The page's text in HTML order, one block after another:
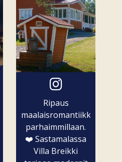
Ripaus
maalaisromantiikkaa
parhaimmillaan.
❤️ Sastamalassa
Villa Breikki